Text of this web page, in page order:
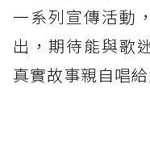
一系列宣傳活動
出，期待能與歌
真實故事親自唱給